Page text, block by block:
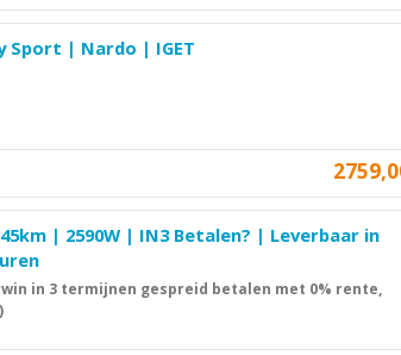
Sport | Nardo | IGET
| 2590W | IN3 Betalen? | Leverbaar in
in 3 termijnen gespreid betalen met 0% rente,